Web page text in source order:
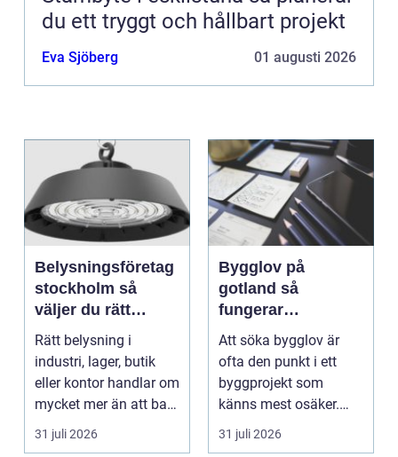
du ett tryggt och hållbart projekt
Eva Sjöberg 01 augusti 2026
Belysningsföretag
stockholm så
väljer du rätt
partner för
professionell
ljussättning
Rätt belysning i
industri, lager, butik
eller kontor handlar om
mycket mer än att bara
få det ljust....
31 juli 2026
Bygglov på
gotland så
fungerar
processen från idé
till godkänt beslut
Att söka bygglov är
ofta den punkt i ett
byggprojekt som
känns mest osäker.
Frågorna hopar sig:
vilk...
31 juli 2026